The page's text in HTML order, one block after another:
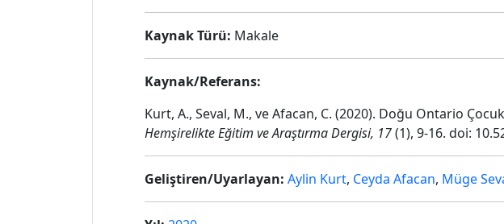
Kaynak Türü: Makale
Kaynak/Referans:
Kurt, A., Seval, M., ve Afacan, C. (2020). Doğu Ontario
Hemşirelikte Eğitim ve Araştırma Dergisi, 17(1), 9-16. doi:
Geliştiren/Uyarlayan: Aylin Kurt, Ceyda Afacan, Müge